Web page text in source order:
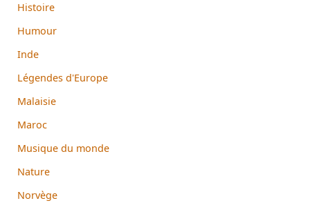
Histoire
Humour
Inde
Légendes d'Europe
Malaisie
Maroc
Musique du monde
Nature
Norvège